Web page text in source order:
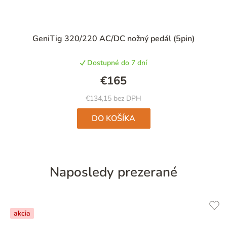
GeniTig 320/220 AC/DC nožný pedál (5pin)
Dostupné do 7 dní
€134,15 bez DPH
€165
DO KOŠÍKA
Naposledy prezerané
akcia